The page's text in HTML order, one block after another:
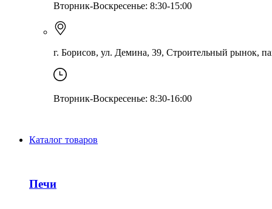
Вторник-Воскресенье: 8:30-15:00
г. Борисов, ул. Демина, 39, Строительный рынок,
Вторник-Воскресенье: 8:30-16:00
Каталог товаров
Печи